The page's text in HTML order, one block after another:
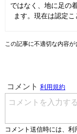
ではなく、地に足の
ます。現在は認定
この記事に不適切な内容